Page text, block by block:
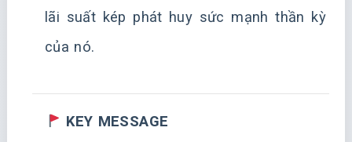
lãi suất kép phát huy sức mạnh thần kỳ
của nó.
KEY MESSAGE